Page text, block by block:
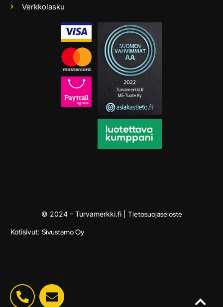
Verkkolasku
© 2024 – Turvamerkki.fi | Tietosuojaseloste
Kotisivut: Sivustamo Oy